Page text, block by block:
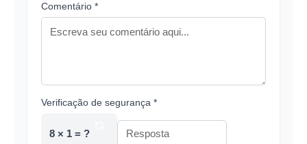
Comentário *
Verificação de segurança *
8 × 1 = ?